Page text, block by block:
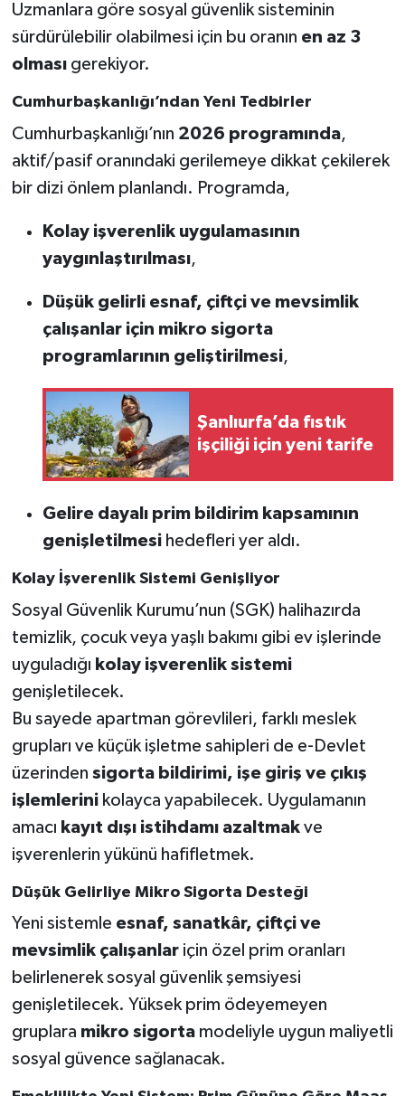
Uzmanlara göre sosyal güvenlik sisteminin
sürdürülebilir olabilmesi için bu oranın en az 3
olmasıgerekiyor.
Cumhurbaşkanlığı’ndan Yeni Tedbirler
Cumhurbaşkanlığı’nın 2026 programında,
aktif/pasif oranındaki gerilemeye dikkat çekilerek
bir dizi önlem planlandı. Programda,
Kolay işverenlik uygulamasının
yaygınlaştırılması,
Düşük gelirli esnaf, çiftçi ve mevsimlik
çalışanlar için mikro sigorta
programlarının geliştirilmesi,
Şanlıurfa’da fıstık
işçiliği için yeni tarife
Gelire dayalı prim bildirim kapsamının
genişletilmesihedefleri yer aldı.
Kolay İşverenlik Sistemi Genişliyor
Sosyal Güvenlik Kurumu’nun (SGK) halihazırda
temizlik, çocuk veya yaşlı bakımı gibi ev işlerinde
uyguladığı kolay işverenlik sistemi
genişletilecek.
Bu sayede apartman görevlileri, farklı meslek
grupları ve küçük işletme sahipleri de e-Devlet
üzerinden sigorta bildirimi, işe giriş ve çıkış
işlemlerinikolayca yapabilecek. Uygulamanın
amacı kayıt dışı istihdamı azaltmakve
işverenlerin yükünü hafifletmek.
Düşük Gelirliye Mikro Sigorta Desteği
Yeni sistemle esnaf, sanatkâr, çiftçi ve
mevsimlik çalışanlariçin özel prim oranları
belirlenerek sosyal güvenlik şemsiyesi
genişletilecek. Yüksek prim ödeyemeyen
gruplara mikro sigortamodeliyle uygun maliyetli
sosyal güvence sağlanacak.